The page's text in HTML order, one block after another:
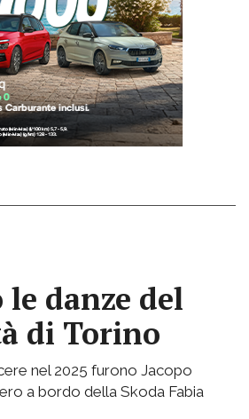
le danze del
di Torino
nel 2025 furono Jacopo
a bordo della Skoda Fabia